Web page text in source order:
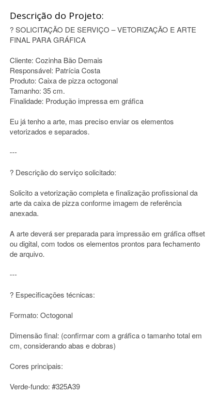
Descrição do Projeto:
? SOLICITAÇÃO DE SERVIÇO – VETORIZAÇÃO E ARTE
FINAL PARA GRÁFICA
Cliente: Cozinha Bão Demais
Responsável: Patrícia Costa
Produto: Caixa de pizza octogonal
Tamanho: 35 cm.
Finalidade: Produção impressa em gráfica
Eu já tenho a arte, mas preciso enviar os elementos
vetorizados e separados.
---
? Descrição do serviço solicitado:
Solicito a vetorização completa e finalização profissional da
arte da caixa de pizza conforme imagem de referência
anexada.
A arte deverá ser preparada para impressão em gráfica offset
ou digital, com todos os elementos prontos para fechamento
de arquivo.
---
? Especificações técnicas:
Formato: Octogonal
Dimensão final: (confirmar com a gráfica o tamanho total em
cm, considerando abas e dobras)
Cores principais:
Verde-fundo: #325A39